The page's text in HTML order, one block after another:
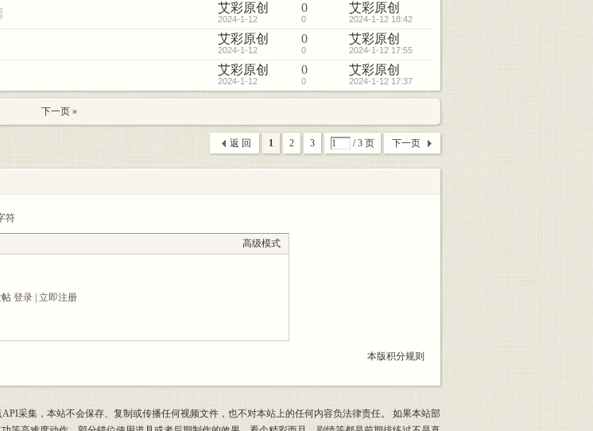
艾彩原创
2024-1-12
0
0
艾彩原创
2024-1-12 18:42
艾彩原创
2024-1-12
0
0
艾彩原创
2024-1-12 17:55
艾彩原创
2024-1-12
0
0
艾彩原创
2024-1-12 17:37
下一页 »
1 2 3 / 3 页 下一页
返 回
符
高级模式
登录| 立即注册
本版积分规则
采集，本站不会保存、复制或传播任何视频文件，也不对本站上的任何内容负法律责任。 如果本站部